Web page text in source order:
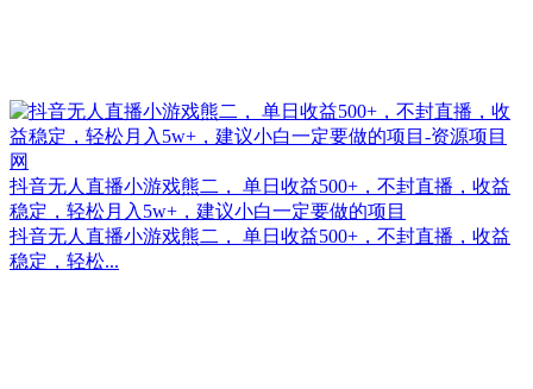
抖音无人直播小游戏熊二， 单日收益500+，不封直播，收益
稳定，轻松月入5w+，建议小白一定要做的项目
抖音无人直播小游戏熊二， 单日收益500+，不封直播，收益
稳定，轻松...